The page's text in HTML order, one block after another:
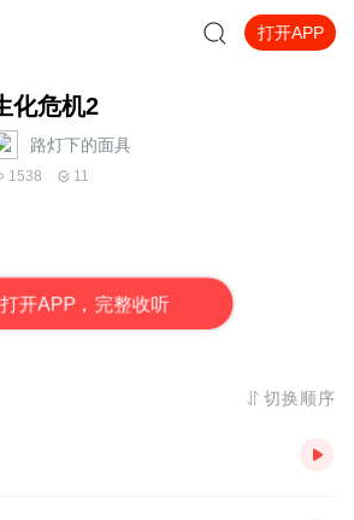
打开APP
化危机2
路灯下的面具
1538 11
打开APP，完整收听
切换顺序